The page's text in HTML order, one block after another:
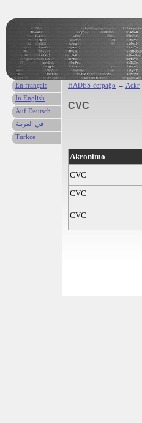
HADES-ĉefpaĝo → Ackr
CVC
Akronimo
CVC
CVC
CVC
En français
In English
Auf Deutsch
في العربية
Türkce